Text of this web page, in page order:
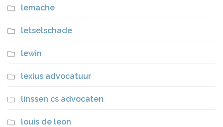
lemache
letselschade
lewin
lexius advocatuur
linssen cs advocaten
louis de leon